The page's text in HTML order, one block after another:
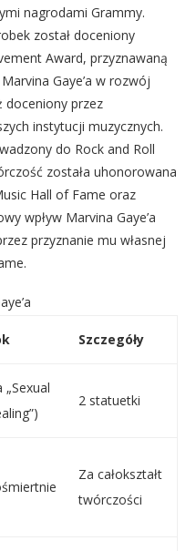
nagrodami Grammy.
został doceniony
Award, przyznawaną
Gaye’a w rozwój
doceniony przez
instytucji muzycznych.
do Rock and Roll
została uhonorowana
Hall of Fame oraz
wpływ Marvina Gaye’a
przyznanie mu własnej
Szczegóły
„Sexual
2 statuetki
Za całokształt
twórczości